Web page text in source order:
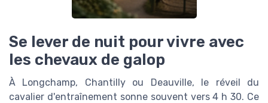
Se lever de nuit pour vivre avec
les chevaux de galop
À Longchamp, Chantilly ou Deauville, le réveil du
cavalier d'entraînement sonne souvent vers 4 h 30. Ce